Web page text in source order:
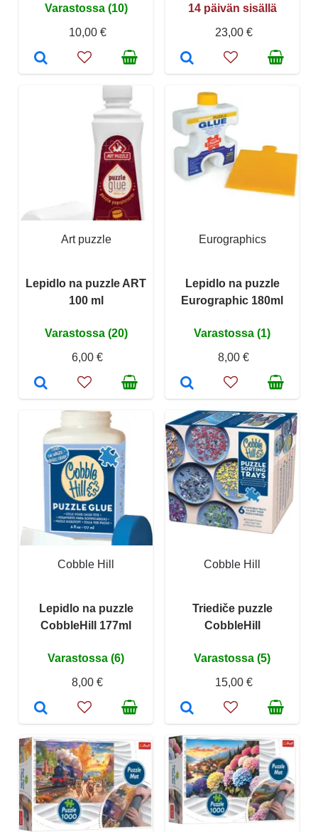
Varastossa (10)
10,00 €
14 päivän sisällä
23,00 €
Art puzzle
Lepidlo na puzzle ART
100 ml
Varastossa (20)
6,00 €
Eurographics
Lepidlo na puzzle
Eurographic 180ml
Varastossa (1)
8,00 €
Cobble Hill
Lepidlo na puzzle
CobbleHill 177ml
Varastossa (6)
8,00 €
Cobble Hill
Triediče puzzle
CobbleHill
Varastossa (5)
15,00 €